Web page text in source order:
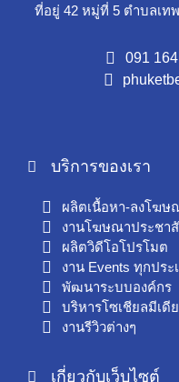
ที่อยู่ 42 หมู่ที่ 5 ตำบลเท
091
บริการของเรา
ผลิตเนื้อหา-ลงโฆษ
งานโฆษณาประชา
ผลิตวิดีโอโปรโมต
งาน Events ทุกประ
พัฒนาระบบองค์กร
บริหารโซเชียลมีเดีย
งานรีวิวต่างๆ
เกี่ยวกับเว็บไซต์